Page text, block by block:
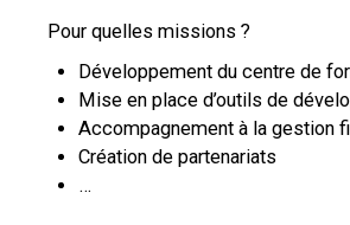
Pour quelles missions ?
Développement du centre de
Mise en place d’outils de
Accompagnement à la gestion
Création de partenariats
…